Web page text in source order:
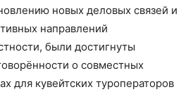
новых деловых связей и
направлений
были достигнуты
о совместных
для кувейтских туроператоров